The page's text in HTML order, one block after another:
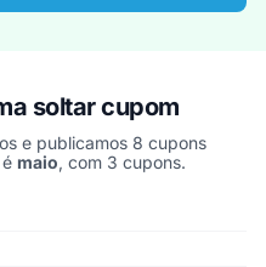
soltar cupom
e publicamos 8 cupons
maio, com 3 cupons.
mês, somando os últimos 5